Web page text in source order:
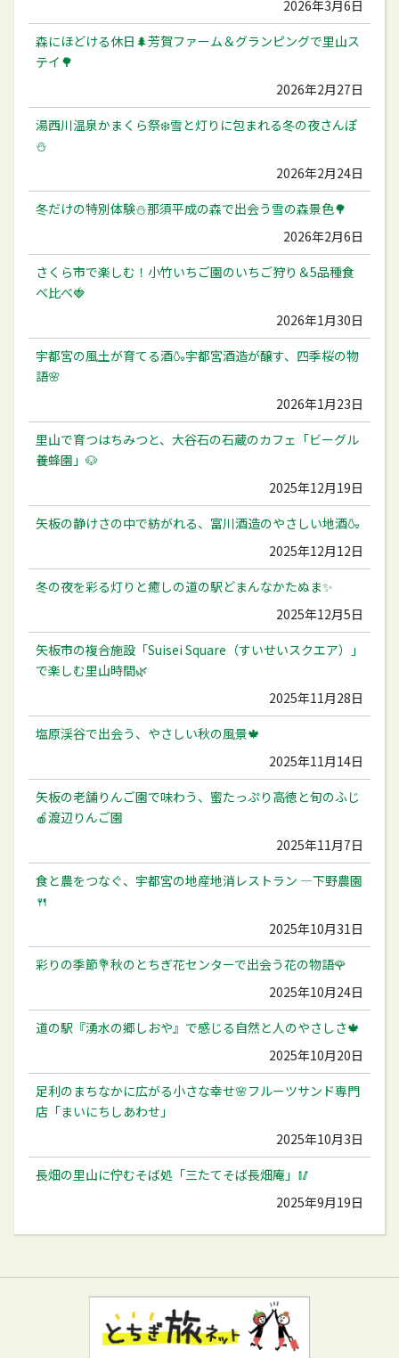
2026年3月6日
森にほどける休日🌲芳賀ファーム＆グランピングで里山ス
テイ🌳
2026年2月27日
湯西川温泉かまくら祭❄️雪と灯りに包まれる冬の夜さんぽ
⛄️
2026年2月24日
冬だけの特別体験⛄️那須平成の森で出会う雪の森景色🌳
2026年2月6日
さくら市で楽しむ！小竹いちご園のいちご狩り＆5品種食
べ比べ🍓
2026年1月30日
宇都宮の風土が育てる酒🍶宇都宮酒造が醸す、四季桜の物
語🌸
2026年1月23日
里山で育つはちみつと、大谷石の石蔵のカフェ「ビーグル
養蜂園」🐶
2025年12月19日
矢板の静けさの中で紡がれる、富川酒造のやさしい地酒🍶
2025年12月12日
冬の夜を彩る灯りと癒しの道の駅どまんなかたぬま✨
2025年12月5日
矢板市の複合施設「Suisei Square（すいせいスクエア）」
で楽しむ里山時間🌿
2025年11月28日
塩原渓谷で出会う、やさしい秋の風景🍁
2025年11月14日
矢板の老舗りんご園で味わう、蜜たっぷり高徳と旬のふじ
🍎渡辺りんご園
2025年11月7日
食と農をつなぐ、宇都宮の地産地消レストラン ―下野農園
🍴
2025年10月31日
彩りの季節💐秋のとちぎ花センターで出会う花の物語🌹
2025年10月24日
道の駅『湧水の郷しおや』で感じる自然と人のやさしさ🍁
2025年10月20日
足利のまちなかに広がる小さな幸せ🌸フルーツサンド専門
店「まいにちしあわせ」
2025年10月3日
長畑の里山に佇むそば処「三たてそば長畑庵」🥢
2025年9月19日